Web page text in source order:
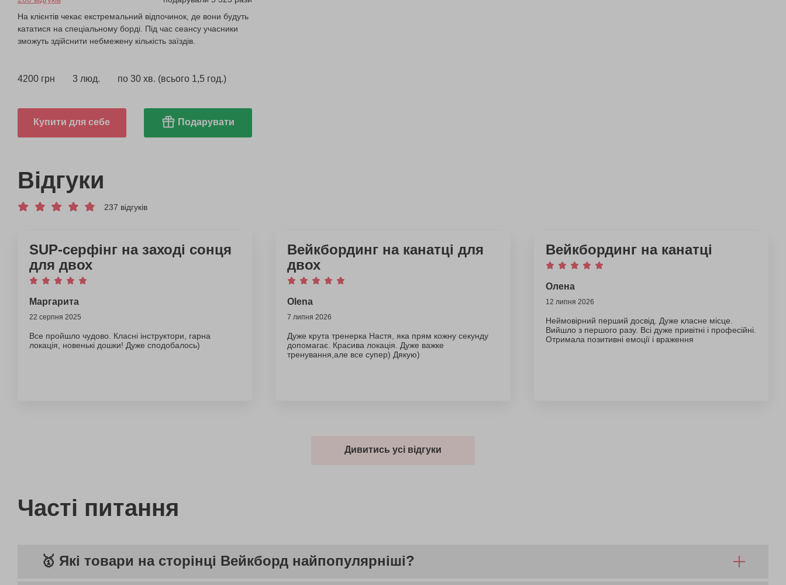
На клієнтів чекає екстремальний відпочинок, де вони будуть
кататися на спеціальному борді. Під час сеансу учасники
зможуть здійснити небмежену кількість заїздів.
4200 грн 3 люд. по 30 хв. (всього 1,5 год.)
Купити для себе Подарувати
Відгуки
237 відгуків
SUP-серфінг на заході сонця
для двох
Маргарита
22 серпня 2025
Все пройшло чудово. Класні інструктори, гарна
локація, новенькі дошки! Дуже сподобалось)
Вейкбординг на канатці для
двох
Olena
7 липня 2026
Дуже крута тренерка Настя, яка прям кожну секунду
допомагає. Красива локація. Дуже важке
тренування,але все супер) Дякую)
Вейкбординг на канатці
Олена
12 липня 2026
Неймовірний перший досвід. Дуже класне місце.
Вийшло з першого разу. Всі дуже привітні і професійні.
Отримала позитивні емоції і враження
Дивитись усі відгуки
Часті питання
🥇 Які товари на сторінці Вейкборд найпопулярніші?